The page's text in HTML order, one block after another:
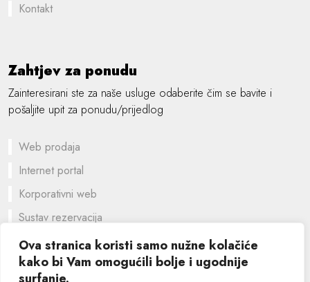
Ova stranica koristi samo nužne kolačiće
kako bi Vam omogućili bolje i ugodnije
Kontakt
Zahtjev za ponudu
Zainteresirani ste za naše usluge odaberite čim se bavite i
pošaljite upit za ponudu/prijedlog
Web prodaja
Internet portal
Korporativni web
Sustav rezervacija
Prilagođeno rješenje
Grafički dizajn